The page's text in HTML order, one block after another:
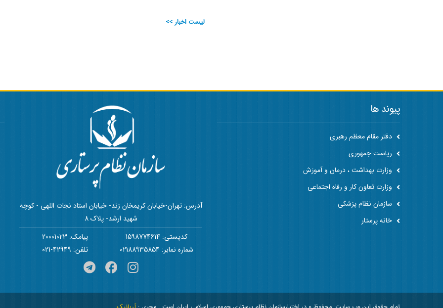
لیست اخبار >>
پیوند ها
دفتر مقام معظم رهبری
ریاست جمهوری
وزارت بهداشت ، درمان و آموزش
وزارت تعاون کار و رفاه اجتماعی
سازمان نظام پزشکی
خانه پرستار
آدرس: تهران-خیابان کریمخان زند- خیابان استاد نجات اللهی - کوچه
شهید ارشد- پلاک 8
کدپستی: 1598774614
پیامک: 20001023
شماره نمابر: 02188935854
تلفن: 42949-021